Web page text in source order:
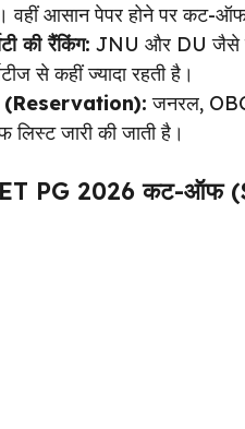
वहीं आसान पेपर होने पर कट-
की रैंकिंग: JNU और DU जैसे
से कहीं ज्यादा रहती है।
(Reservation): जनरल,
जारी की जाती है।
PG 2026 कट-ऑफ